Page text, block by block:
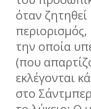
όταν
την οποία
(που
εκλέγονται
στο